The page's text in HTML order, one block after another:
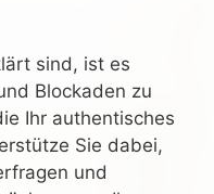
sind, ist es
Blockaden zu
Ihr authentisches
Sie dabei,
und